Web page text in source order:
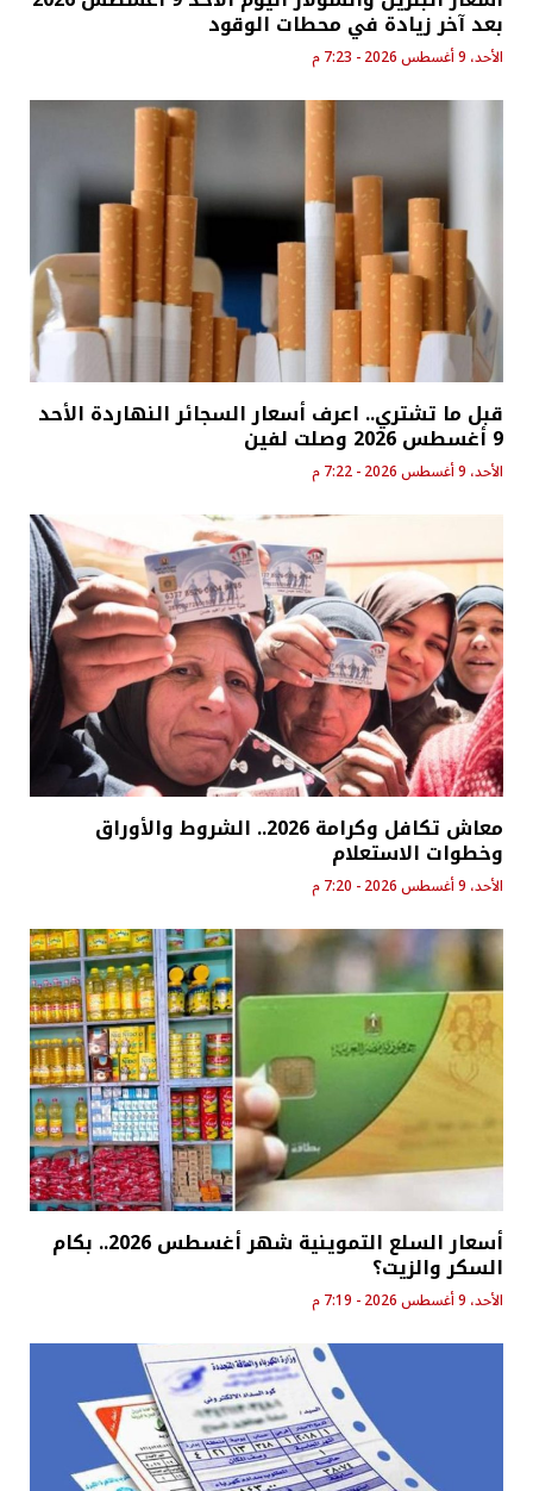
بعد آخر زيادة في محطات الوقود
الأحد، 9 أغسطس 2026 - 7:23 م
قبل ما تشتري.. اعرف أسعار السجائر النهاردة الأحد
9 أغسطس 2026 وصلت لفين
الأحد، 9 أغسطس 2026 - 7:22 م
معاش تكافل وكرامة 2026.. الشروط والأوراق
وخطوات الاستعلام
الأحد، 9 أغسطس 2026 - 7:20 م
أسعار السلع التموينية شهر أغسطس 2026.. بكام
السكر والزيت؟
الأحد، 9 أغسطس 2026 - 7:19 م